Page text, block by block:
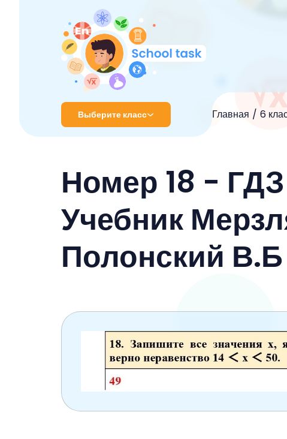
Выберите класс Главная 6
2 класс
4 класс
5 класс
Номер 18 -
Учебник
Полонский